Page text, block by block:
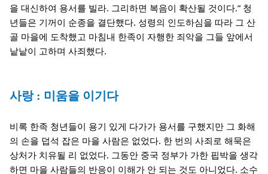
을 대신하여 용서를 빌라. 그리하면 복음이 확산될 것이다.” 청
년들은 기꺼이 순종을 결단했다. 성령의 인도하심을 따라 그 산
골 마을에 도착했고 마침내 한족이 자행한 죄악을 그들 앞에서
낱낱이 고하며 사죄했다.
사랑 : 미움을 이기다
비록 한족 청년들이 용기 있게 다가가 용서를 구했지만 그 화해
의 손을 덥석 잡은 마을 사람은 없었다. 한 번의 사죄로 해묵은
상처가 치유될 리 없었다. 그동안 중국 정부가 가한 핍박을 생각
하면 마을 사람들의 반응이 이해가 안 되는 것도 아니었다. 소수